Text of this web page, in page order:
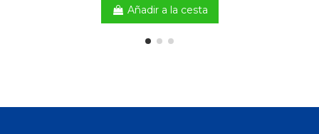
Añadir a la cesta